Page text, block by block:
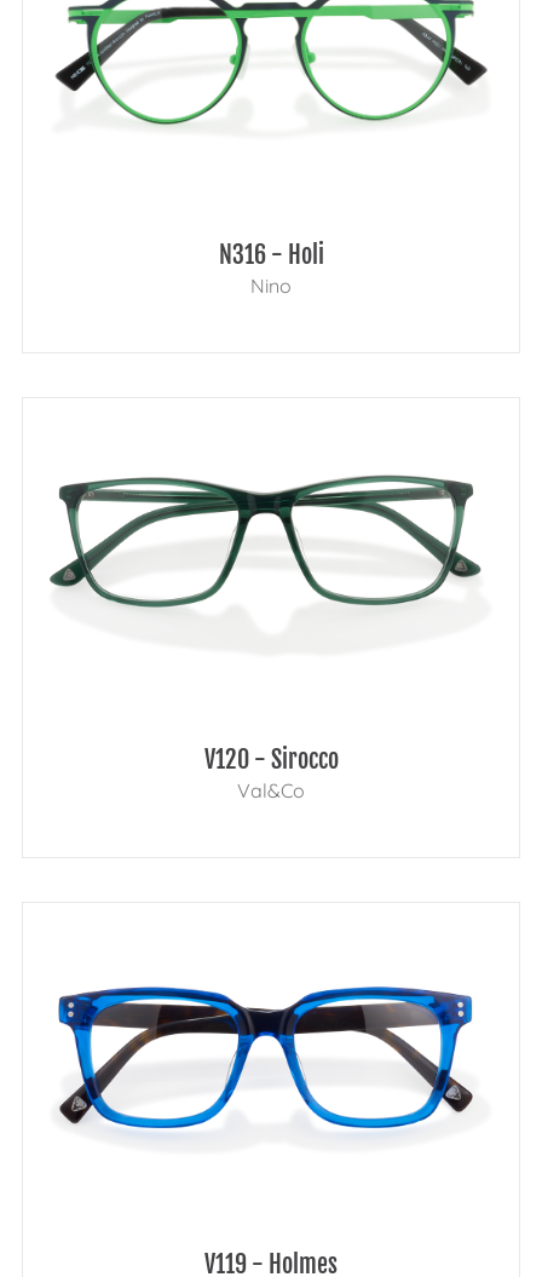
N316 - Holi
Nino
V120 - Sirocco
Val&Co
V119 - Holmes